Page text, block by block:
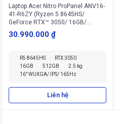
Laptop Acer Nitro ProPanel ANV16-
41-R6ZY (Ryzen 5 8645HS/
GeForce RTX™ 3050/ 16GB/
512GB/ Win 11 Home SL)
30.990.000 ₫
R5 8645HS
RTX 3050
16GB
512GB
2.5 kg
16" WUXGA/ IPS/ 165Hz
Liên hệ